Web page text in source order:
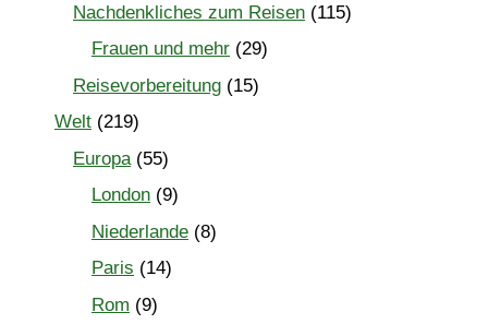
Nachdenkliches zum Reisen (115)
Frauen und mehr (29)
Reisevorbereitung (15)
Welt (219)
Europa(55)
London (9)
Niederlande (8)
Paris (14)
Rom (9)